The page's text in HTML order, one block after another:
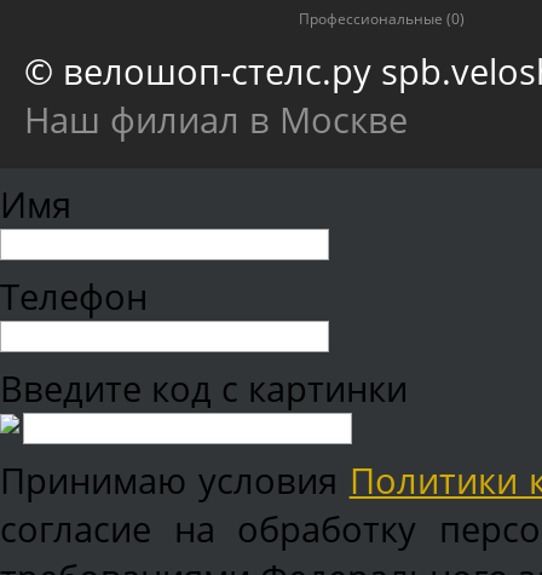
Профессиональные (0)
© велошоп-стелс.ру
Наш филиал в Москве
Имя
Телефон
Введите код с картинки
Принимаю условия Политики
согласие на обработку